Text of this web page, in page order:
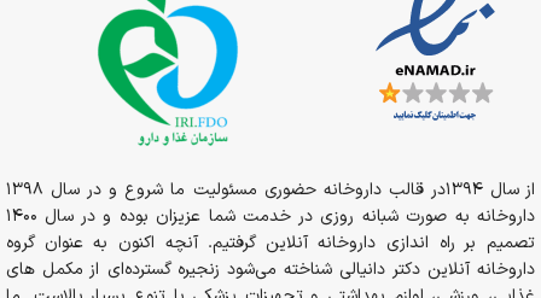
از سال 1394در قالب داروخانه حضوری مسئولیت ما شروع و در سال 1398
داروخانه به صورت شبانه روزی در خدمت شما عزیزان بوده و در سال 1400
تصمیم بر راه اندازی داروخانه آنلاین گرفتیم. آنچه اکنون به عنوان گروه
داروخانه آنلاین دکتر دانیالی شناخته می‌شود زنجیره گسترده‌ای از مکمل های